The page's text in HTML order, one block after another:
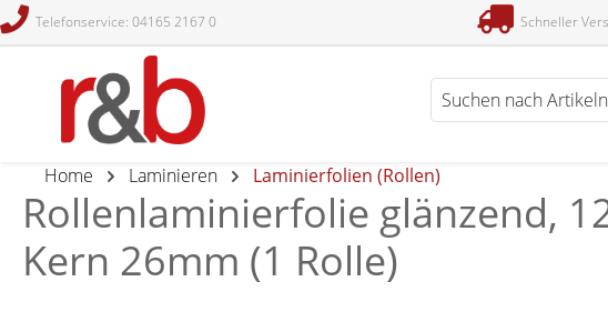
Zur Suche springen
Telefonservice: 04165 2167 0 Schneller
Home Laminieren Laminierfolien (Rollen)
Rollenlaminierfolie glänzend,
Kern 26mm (1 Rolle)